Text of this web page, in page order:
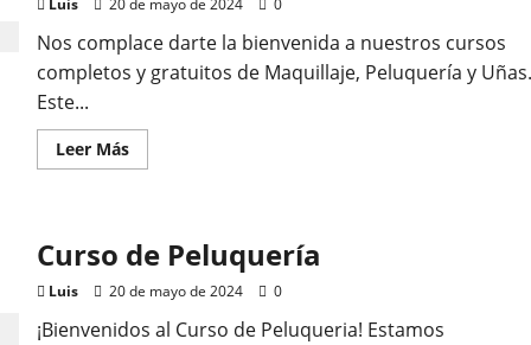
del Curso
y Uñas
Luis 20 de mayo de 2024 0
Nos complace darte la bienvenida a nuestros cursos
completos y gratuitos de Maquillaje, Peluquería y Uñas.
Este...
Leer MásLeer
más
Curso
Peluquería,
Maquillaje
y
Curso de Peluquería
Luis 20 de mayo de 2024 0
¡Bienvenidos al Curso de Peluqueria! Estamos